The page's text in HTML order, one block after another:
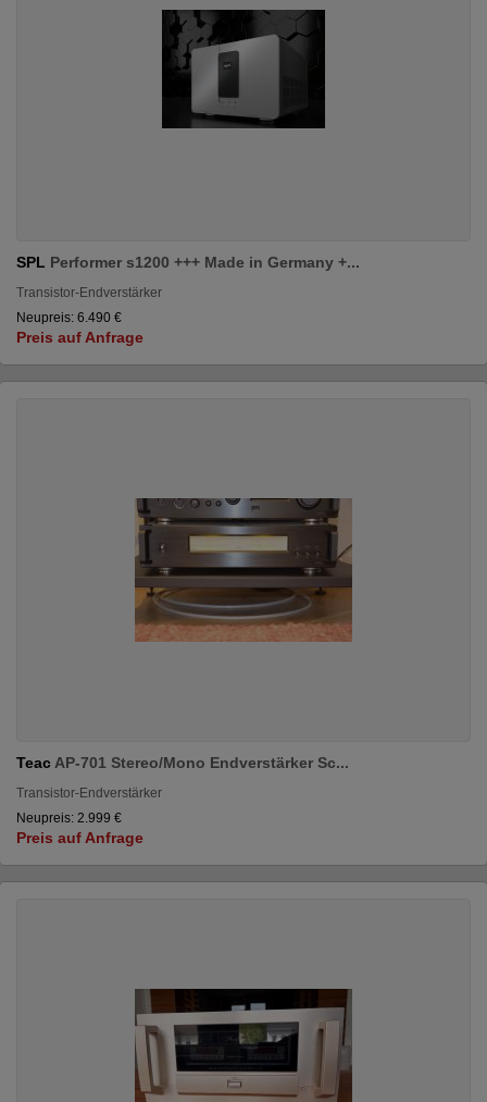
SPL Performer s1200 +++ Made in Germany +...
Transistor-Endverstärker
Neupreis: 6.490 €
Preis auf Anfrage
Teac AP-701 Stereo/Mono Endverstärker Sc...
Transistor-Endverstärker
Neupreis: 2.999 €
Preis auf Anfrage